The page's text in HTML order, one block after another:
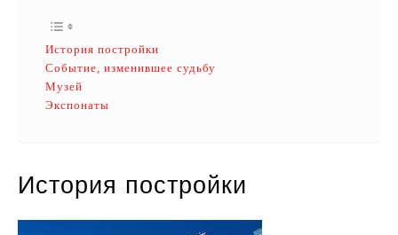
История постройки
Событие, изменившее судьбу
Музей
Экспонаты
История постройки